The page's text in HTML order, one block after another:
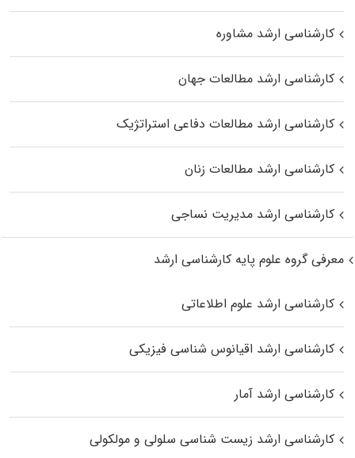
کارشناسی ارشد مشاوره
کارشناسی ارشد مطالعات جهان
کارشناسی ارشد مطالعات دفاعی استراتژیک
کارشناسی ارشد مطالعات زنان
کارشناسی ارشد مدیریت نساجی
معرفی گروه علوم پایه کارشناسی ارشد
کارشناسی ارشد علوم اطلاعاتی
کارشناسی ارشد اقیانوس‌ شناسی فیزیکی
کارشناسی ارشد آمار
کارشناسی ارشد زیست شناسی سلولی و مولکولی